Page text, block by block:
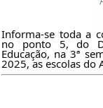
Informa-se toda a
no ponto 5, do
Educação, na 3ª